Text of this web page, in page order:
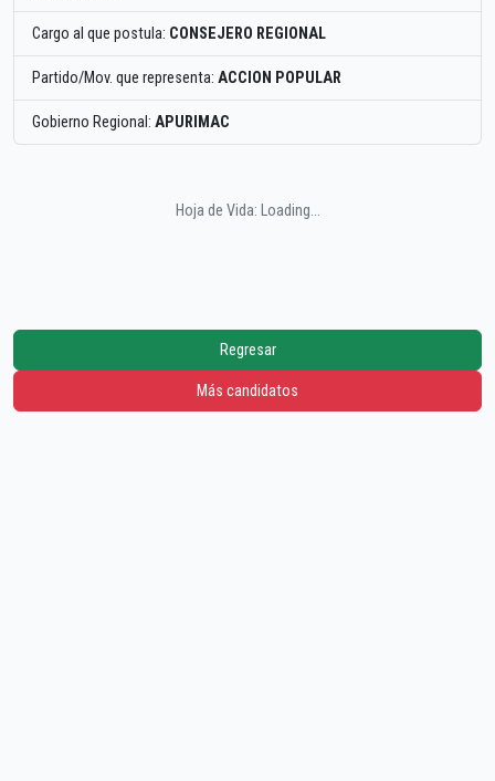
Cargo al que postula: CONSEJERO REGIONAL
Partido/Mov. que representa: ACCION POPULAR
Gobierno Regional: APURIMAC
Hoja de Vida: Loading...
Regresar
Más candidatos